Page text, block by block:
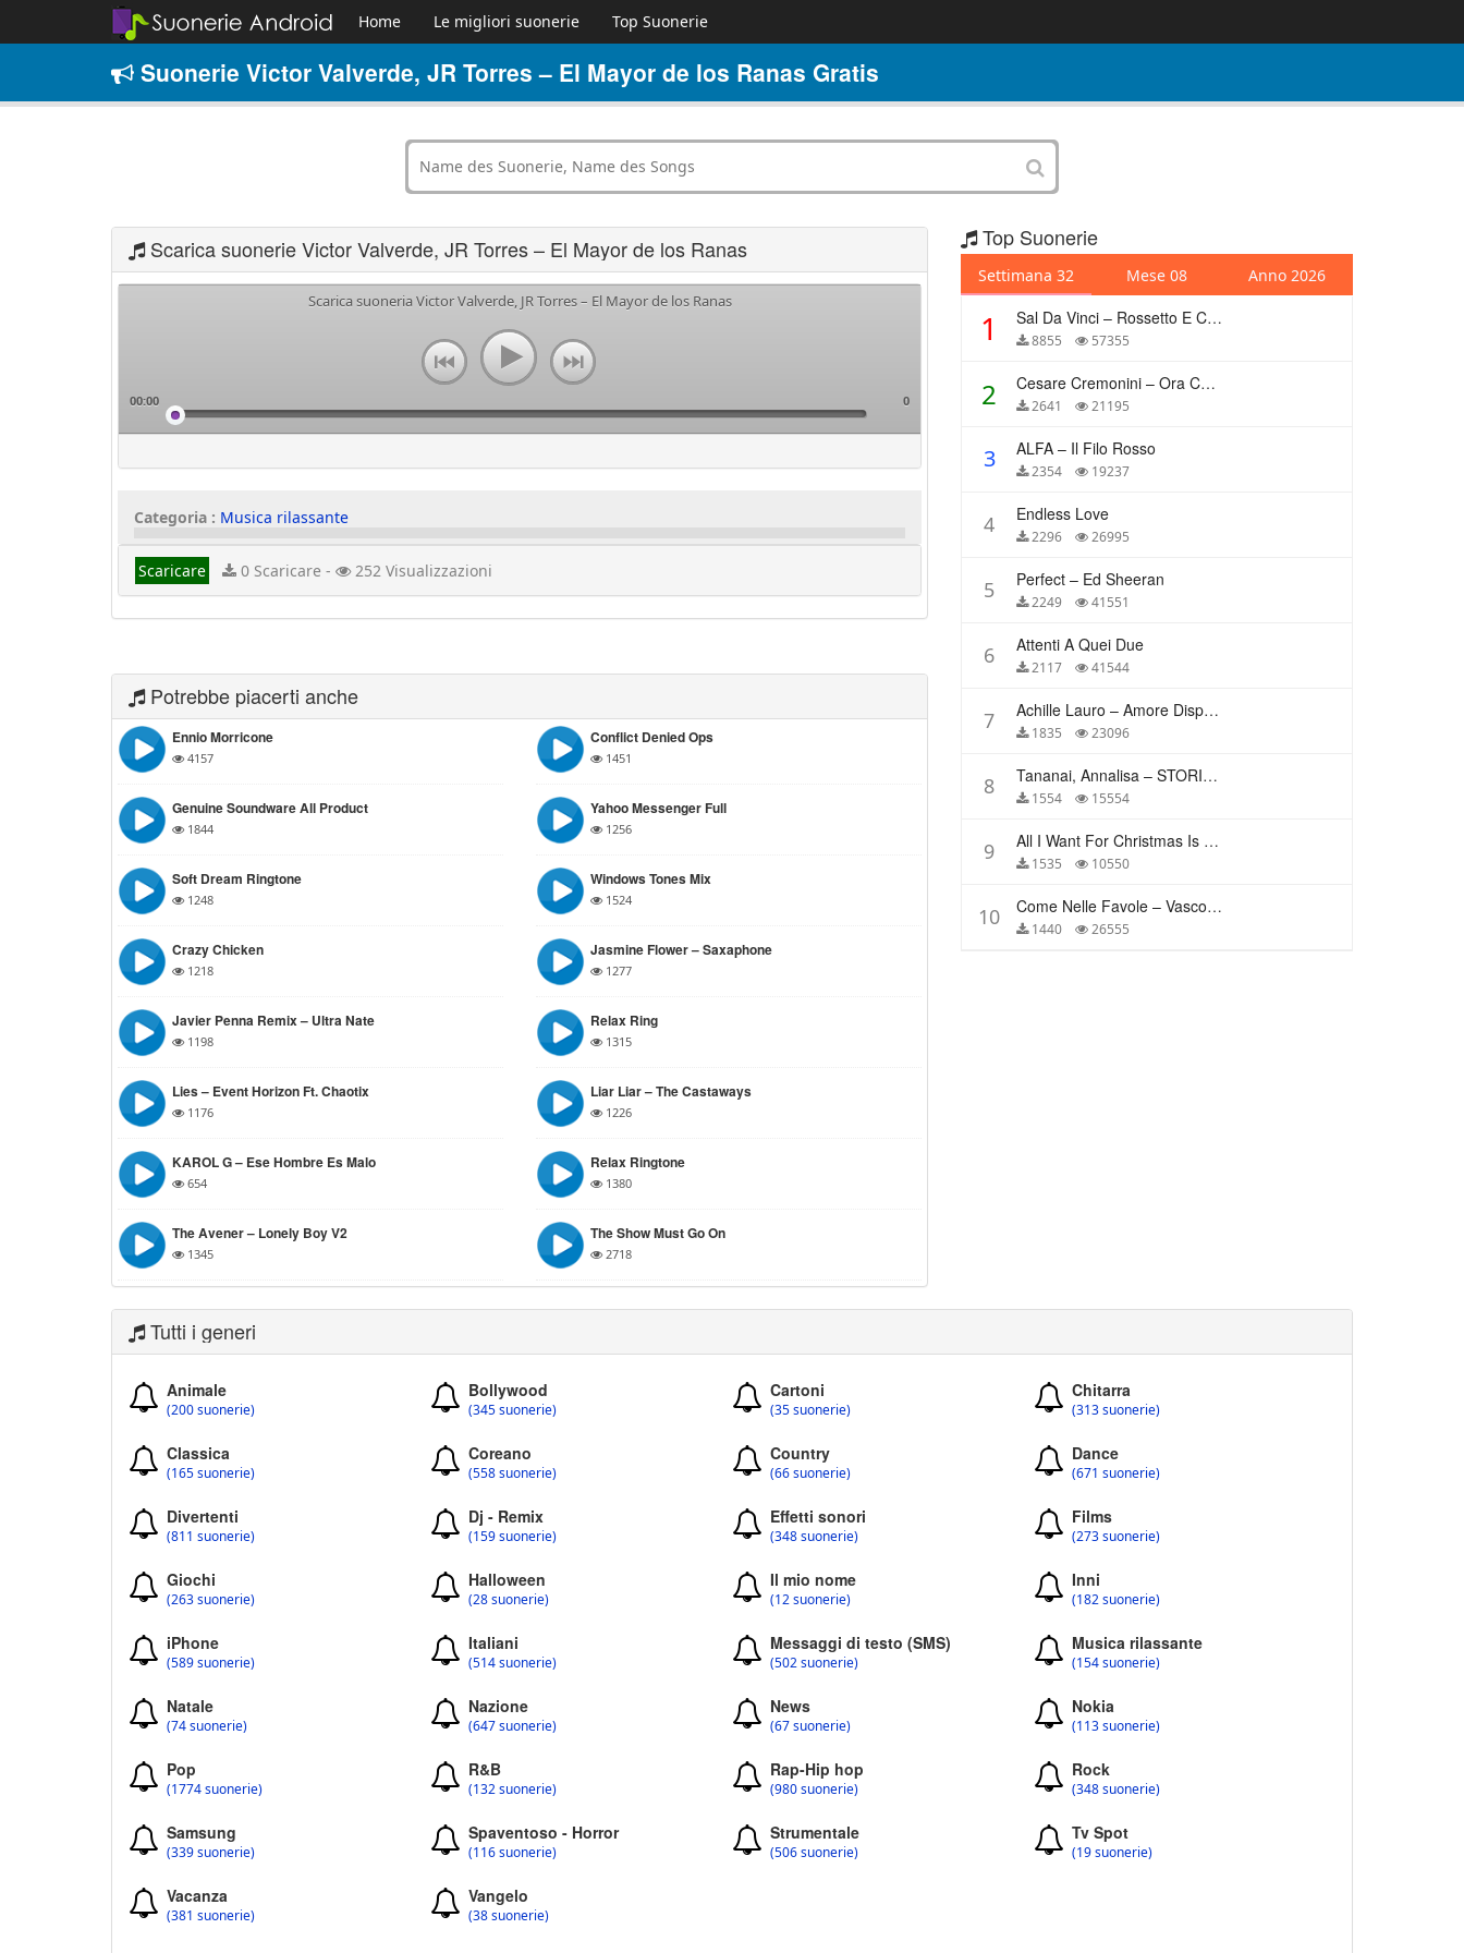
Home Le migliori suonerie Top Suonerie
Suonerie Victor Valverde, JR Torres – El Mayor de los Ranas Gratis
Scarica suonerie Victor Valverde, JR Torres – El Mayor de los Ranas
Scarica suoneria Victor Valverde, JR Torres – El Mayor de los Ranas
00:00 0
Categoria : Musica rilassante
Scaricare 0 Scaricare - 252 Visualizzazioni
Potrebbe piacerti anche
Ennio Morricone
4157
Conflict Denied Ops
1451
Genuine Soundware All Product
1844
Yahoo Messenger Full
1256
Soft Dream Ringtone
1248
Windows Tones Mix
1524
Crazy Chicken
1218
Jasmine Flower – Saxaphone
1277
Javier Penna Remix – Ultra Nate
1198
Relax Ring
1315
Lies – Event Horizon Ft. Chaotix
1176
Liar Liar – The Castaways
1226
KAROL G – Ese Hombre Es Malo
654
Relax Ringtone
1380
The Avener – Lonely Boy V2
1345
The Show Must Go On
2718
Top Suonerie
Settimana 32 Mese 08 Anno 2026
1 Sal Da Vinci – Rossetto E Caffè
8855 57355
2 Cesare Cremonini – Ora Che Non Ho Più Te
2641 21195
3 ALFA – Il Filo Rosso
2354 19237
4 Endless Love
2296 26995
5 Perfect – Ed Sheeran
2249 41551
6 Attenti A Quei Due
2117 41544
7 Achille Lauro – Amore Disperato
1835 23096
8 Tananai, Annalisa – STORIE BREVI
1554 15554
9 All I Want For Christmas Is You – Mariah Carey
1535 10550
10 Come Nelle Favole – Vasco Rossi
1440 26555
Tutti i generi
Animale
(200 suonerie)
Bollywood
(345 suonerie)
Cartoni
(35 suonerie)
Chitarra
(313 suonerie)
Classica
(165 suonerie)
Coreano
(558 suonerie)
Country
(66 suonerie)
Dance
(671 suonerie)
Divertenti
(811 suonerie)
Dj - Remix
(159 suonerie)
Effetti sonori
(348 suonerie)
Films
(273 suonerie)
Giochi
(263 suonerie)
Halloween
(28 suonerie)
Il mio nome
(12 suonerie)
Inni
(182 suonerie)
iPhone
(589 suonerie)
Italiani
(514 suonerie)
Messaggi di testo (SMS)
(502 suonerie)
Musica rilassante
(154 suonerie)
Natale
(74 suonerie)
Nazione
(647 suonerie)
News
(67 suonerie)
Nokia
(113 suonerie)
Pop
(1774 suonerie)
R&B
(132 suonerie)
Rap-Hip hop
(980 suonerie)
Rock
(348 suonerie)
Samsung
(339 suonerie)
Spaventoso - Horror
(116 suonerie)
Strumentale
(506 suonerie)
Tv Spot
(19 suonerie)
Vacanza
(381 suonerie)
Vangelo
(38 suonerie)